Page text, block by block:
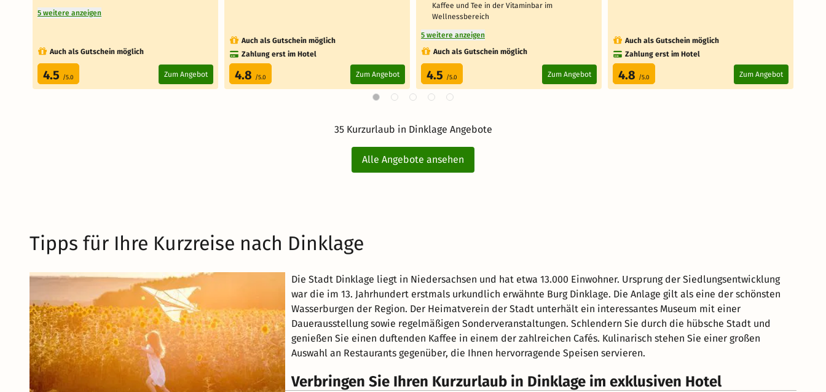
5 weitere anzeigen
Auch als Gutschein möglich
4.5 /5.0 Zum Angebot
Auch als Gutschein möglich
Zahlung erst im Hotel
4.8 /5.0 Zum Angebot
Kaffee und Tee in der Vitaminbar im
Wellnessbereich
5 weitere anzeigen
Auch als Gutschein möglich
4.5 /5.0 Zum Angebot
Auch als Gutschein möglich
Zahlung erst im Hotel
4.8 /5.0 Zum Angebot
35 Kurzurlaub in Dinklage Angebote
Alle Angebote ansehen
Tipps für Ihre Kurzreise nach Dinklage
Die Stadt Dinklage liegt in Niedersachsen und hat etwa 13.000 Einwohner. Ursprung der Siedlungsentwicklung
war die im 13. Jahrhundert erstmals urkundlich erwähnte Burg Dinklage. Die Anlage gilt als eine der schönsten
Wasserburgen der Region. Der Heimatverein der Stadt unterhält ein interessantes Museum mit einer
Dauerausstellung sowie regelmäßigen Sonderveranstaltungen. Schlendern Sie durch die hübsche Stadt und
genießen Sie einen duftenden Kaffee in einem der zahlreichen Cafés. Kulinarisch stehen Sie einer großen
Auswahl an Restaurants gegenüber, die Ihnen hervorragende Speisen servieren.
Verbringen Sie Ihren Kurzurlaub in Dinklage im exklusiven Hotel